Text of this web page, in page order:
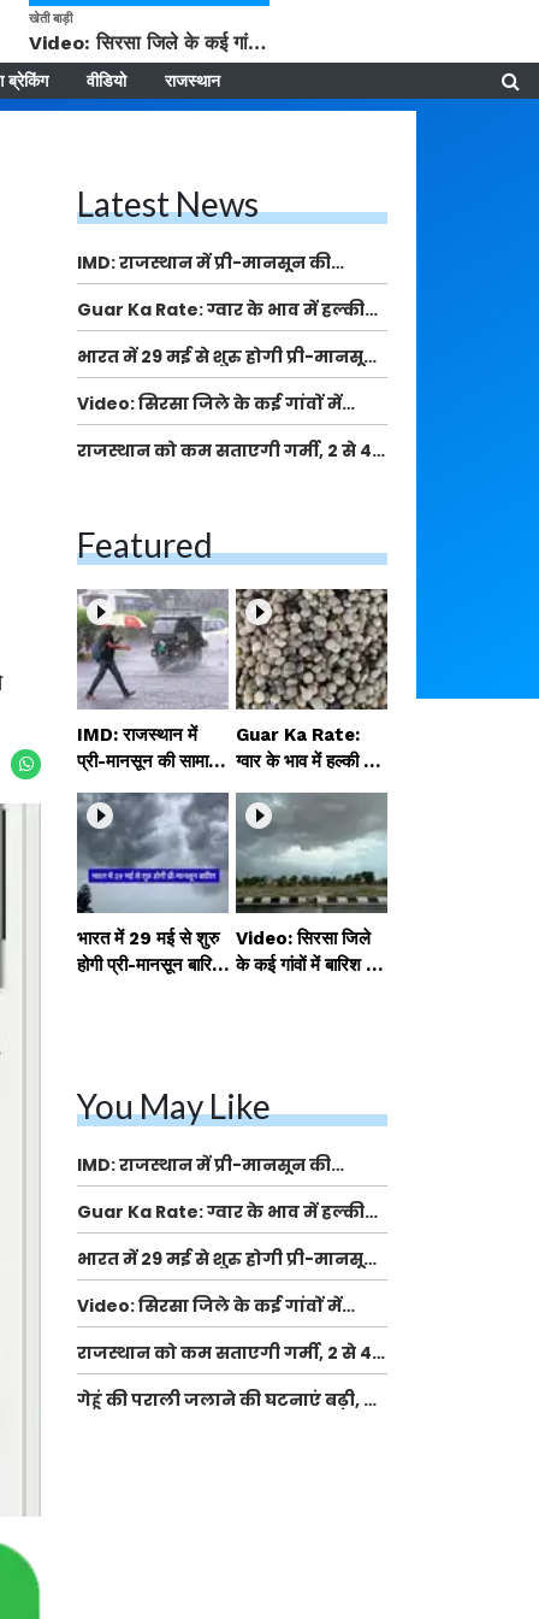
खेती बाड़ी
Video: सिरसा जिले के कई गांवों में बारिश और बूंदाबांदी, कॉटन की फसल को होगा फायदा
ब्रेकिंग वीडियो राजस्थान
Latest News
IMD: राजस्थान में प्री-मानसून की
सामान्य से 74% अधिक बारिश, दस्तक में
देरी और मानसून कमजोर रहेगा
Guar Ka Rate: ग्वार के भाव में हल्की
बढ़ोतरी, बढ़ सकता है बुवाई का रकबा
भारत में 29 मई से शुरु होगी प्री-मानसून
बारिश, ECMWF विदेशी मौसम एजेंसी का
पूर्वानुमान
Video: सिरसा जिले के कई गांवों में
बारिश और बूंदाबांदी, कॉटन की फसल को
होगा फायदा
राजस्थान को कम सताएगी गर्मी, 2 से 4
Featured
IMD: राजस्थान में
प्री-मानसून की सामान्य
से 74% अधिक बारिश,
दस्तक में देरी और मान
सून कमजोर रहेगा
Guar Ka Rate:
ग्वार के भाव में हल्की ब
ढ़ोतरी, बढ़ सकता है
बुवाई का रकबा
भारत में 29 मई से शुरु
होगी प्री-मानसून बारिश,
Video: सिरसा जिले
के कई गांवों में बारिश औ
You May Like
IMD: राजस्थान में प्री-मानसून की
सामान्य से 74% अधिक बारिश, दस्तक में
देरी और मानसून कमजोर रहेगा
Guar Ka Rate: ग्वार के भाव में हल्की
बढ़ोतरी, बढ़ सकता है बुवाई का रकबा
भारत में 29 मई से शुरु होगी प्री-मानसून
बारिश, ECMWF विदेशी मौसम एजेंसी का
पूर्वानुमान
Video: सिरसा जिले के कई गांवों में
बारिश और बूंदाबांदी, कॉटन की फसल को
होगा फायदा
राजस्थान को कम सताएगी गर्मी, 2 से 4
मई के बीच कई इलाकों में आंधी और हल्की
बारिश का अलर्ट
गेहूं की पराली जलाने की घटनाएं बढ़ी, UP